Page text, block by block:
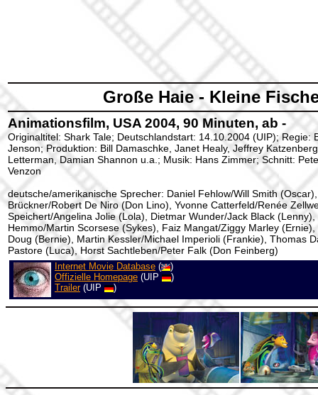
Große Haie - Kleine
Animationsfilm, USA 2004, 90 Minuten, ab -
Originaltitel: Shark Tale; Deutschlandstart: 14.10.2004 (UIP); Regie:
Jenson; Produktion: Bill Damaschke, Janet Healy, Jeffrey
Letterman, Damian Shannon u.a.; Musik: Hans Zimmer; Schnitt:
Venzon
deutsche/amerikanische Sprecher: Daniel Fehlow/Will Smith
Brückner/Robert De Niro (Don Lino), Yvonne Catterfeld/Renée
Speichert/Angelina Jolie (Lola), Dietmar Wunder/Jack Black (Lenny),
Hemmo/Martin Scorsese (Sykes), Faiz Mangat/Ziggy Marley
Doug (Bernie), Martin Kessler/Michael Imperioli (Frankie), Thomas
Pastore (Luca), Horst Sachtleben/Peter Falk (Don Feinberg)
Internet Movie Database (
)
Offizielle Homepage (UIP
)
Trailer(UIP )